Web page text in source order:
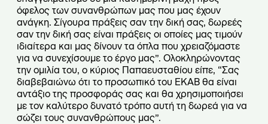
όφελος των συνανθρώπων μας που μας έχουν
ανάγκη. Σίγουρα πράξεις σαν την δική σας, δωρεές
σαν την δική σας είναι πράξεις οι οποίες μας τιμούν
ιδιαίτερα και μας δίνουν τα όπλα που χρειαζόμαστε
για να συνεχίσουμε το έργο μας”. Ολοκληρώνοντας
την ομιλία του, ο κύριος Παπαευσταθίου είπε, “Σας
διαβεβαιώνω ότι το προσωπικό του ΕΚΑΒ θα είναι
αντάξιο της προσφοράς σας και θα χρησιμοποιήσει
με τον καλύτερο δυνατό τρόπο αυτή τη δωρεά για να
σώζει τους συνανθρώπους μας”.